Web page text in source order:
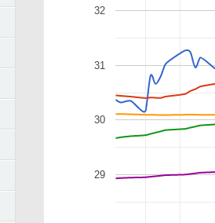
29
30
31
32